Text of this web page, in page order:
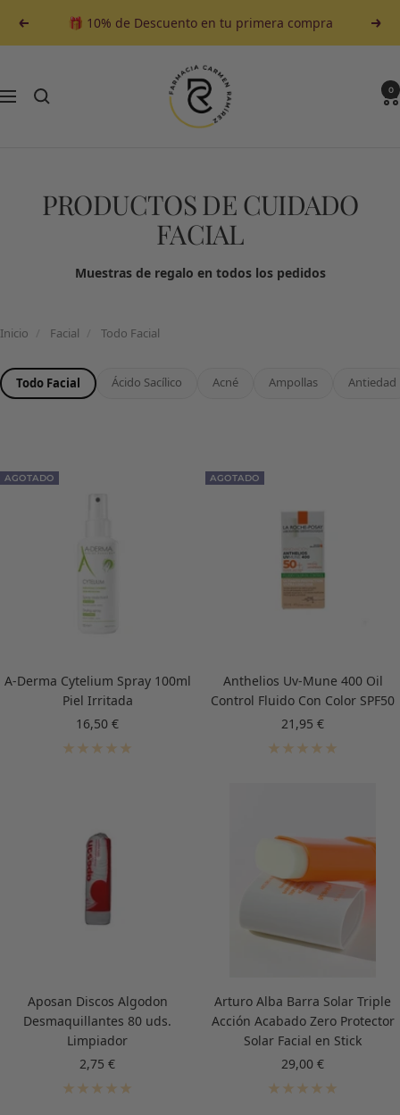
contenido
Anterior 🎁 10% de Descuento en tu primera compra
Navegación
Farmacia
Carmen
Ramirez
0
PRODUCTOS DE CUIDADO
FACIAL
Muestras de regalo en todos los pedidos
Inicio Facial Todo Facial
Todo Facial Ácido Sacílico Acné Ampollas Antiedad
AGOTADO
A-Derma Cytelium Spray 100ml
Piel Irritada
Precio
de
16,50 €
AGOTADO
Anthelios Uv-Mune 400 Oil
Control Fluido Con Color SPF50
Precio
de
21,95 €
Aposan Discos Algodon
Desmaquillantes 80 uds.
Limpiador
Precio
de
2,75 €
Arturo Alba Barra Solar Triple
Acción Acabado Zero Protector
Solar Facial en Stick
Precio
de
29,00 €